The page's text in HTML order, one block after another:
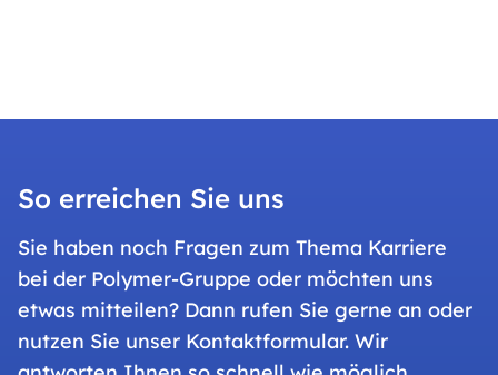
So erreichen Sie uns
Sie haben noch Fragen zum Thema Karriere
bei der Polymer-Gruppe oder möchten uns
etwas mitteilen? Dann rufen Sie gerne an oder
nutzen Sie unser Kontaktformular. Wir